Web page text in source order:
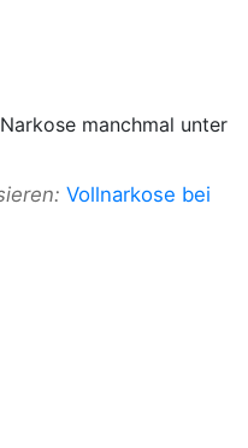
manchmal unter
Vollnarkose bei